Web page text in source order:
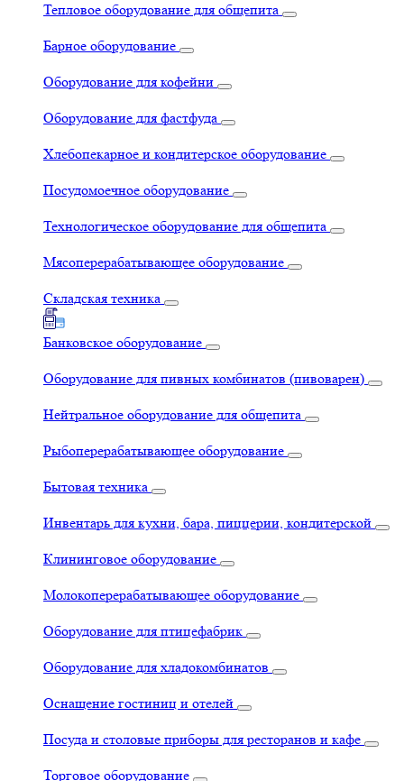
Тепловое оборудование для общепита
Барное оборудование
Оборудование для кофейни
Оборудование для фастфуда
Хлебопекарное и кондитерское оборудование
Посудомоечное оборудование
Технологическое оборудование для общепита
Мясоперерабатывающее оборудование
Складская техника
Банковское оборудование
Оборудование для пивных комбинатов (пивоварен)
Нейтральное оборудование для общепита
Рыбоперерабатывающее оборудование
Бытовая техника
Инвентарь для кухни, бара, пиццерии, кондитерской
Клининговое оборудование
Молокоперерабатывающее оборудование
Оборудование для птицефабрик
Оборудование для хладокомбинатов
Оснащение гостиниц и отелей
Посуда и столовые приборы для ресторанов и кафе
Торговое оборудование